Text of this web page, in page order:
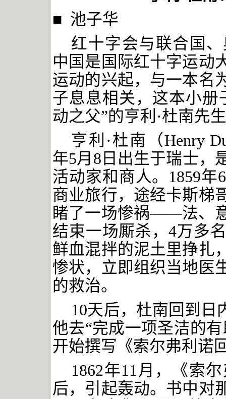
■ 池子华
红十字会与联合国
中国是国际红十字运动
运动的兴起，与一本名
子息息相关，这本小册
动之父”的亨利·杜南先
亨利 ·杜南（Henry
年5月8日出生于瑞士，
活动家和商人。1859
商业旅行，途经卡斯梯
睹了一场惨祸——法、
结束一场厮杀，4万多
鲜血混拌的泥土里挣扎
惨状，立即组织当地医
的救治。
10天后，杜南回到日
他去“完成一项圣洁的
开始撰写《索尔弗利诺
1862年11月，《索
后，引起轰动。书中对